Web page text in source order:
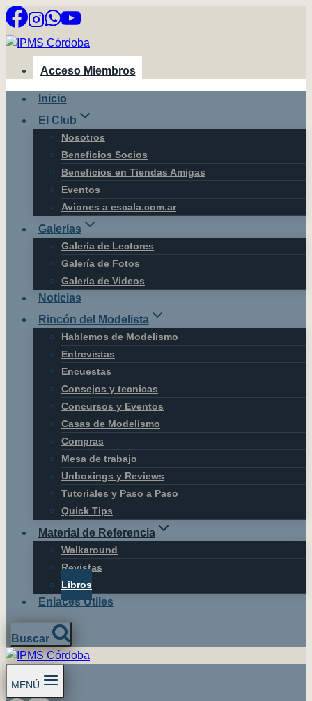
Saltar
al
contenido
Acceso Miembros
Inicio
El Club
Nosotros
Beneficios Socios
Beneficios en Tiendas Amigas
Eventos
Aviones a escala.com.ar
Galerías
Galería de Lectores
Galería de Fotos
Galería de Videos
Noticias
Rincón del Modelista
Hablemos de Modelismo
Entrevistas
Encuestas
Consejos y tecnicas
Concursos y Eventos
Casas de Modelismo
Compras
Mesa de trabajo
Unboxings y Reviews
Tutoriales y Paso a Paso
Quick Tips
Material de Referencia
Walkaround
Revistas
Libros
Enlaces Útiles
Buscar
MENÚ